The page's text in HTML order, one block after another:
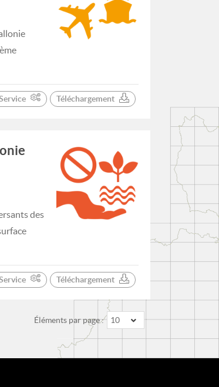
Téléchargement
des
Téléchargement
Éléments par page : 10